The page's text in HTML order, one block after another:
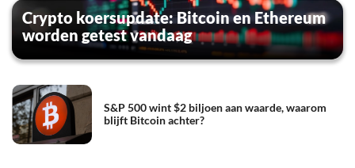
Crypto koersupdate: Bitcoin en Ethereum
worden getest vandaag
S&P 500 wint $2 biljoen aan waarde, waarom
blijft Bitcoin achter?